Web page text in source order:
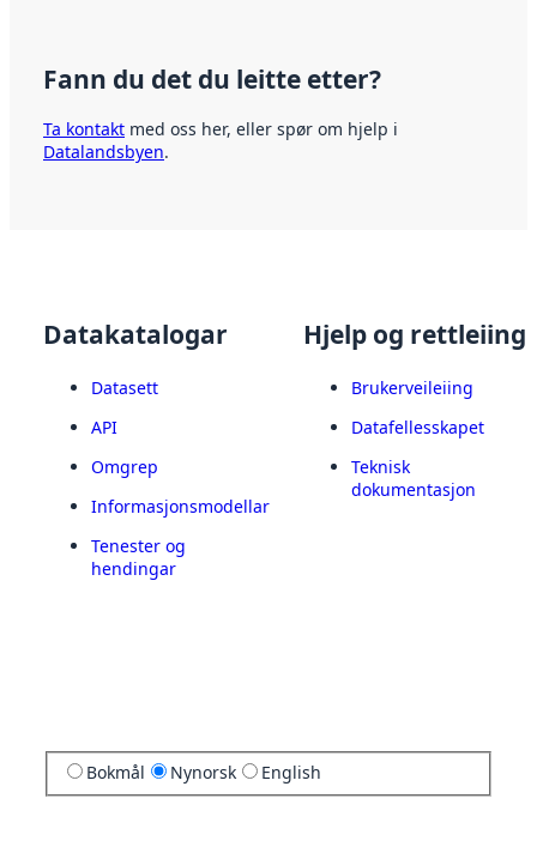
Fann du det du leitte etter?
Ta kontakt med oss her, eller spør om hjelp i
Datalandsbyen.
Datakatalogar
Datasett
API
Omgrep
Informasjonsmodellar
Tenester og
hendingar
Hjelp og rettleiing
Brukerveileiing
Datafellesskapet
Teknisk
dokumentasjon
Bokmål Nynorsk English